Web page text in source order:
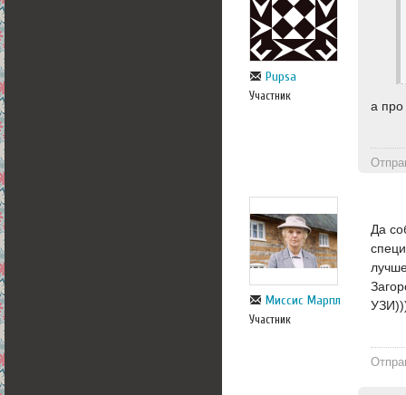
Pupsa
Участник
а про
Миссис Марпл
Участник
Да